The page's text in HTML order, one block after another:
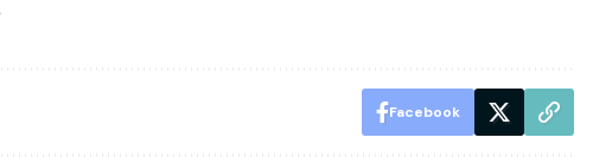
Facebook